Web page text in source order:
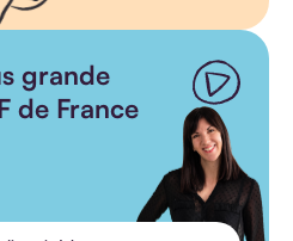
grande
de France